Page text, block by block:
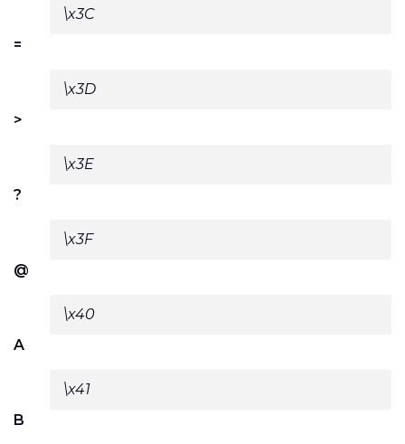
\x3C
=
\x3D
>
\x3E
?
\x3F
@
\x40
A
\x41
B